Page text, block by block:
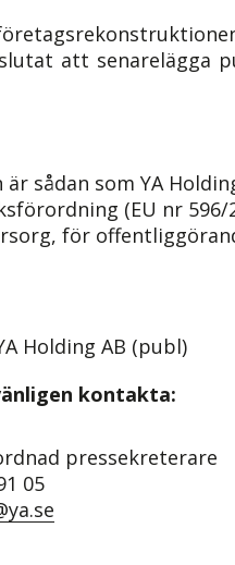
att senarelägga
sådan som YA
(EU nr
för
Holding AB (publ)
kontakta:
pressekreterare
05